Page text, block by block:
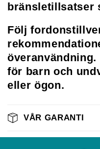
bränsletillsatser
Följ
för barn och
eller ögon.
VÅR GARANTI